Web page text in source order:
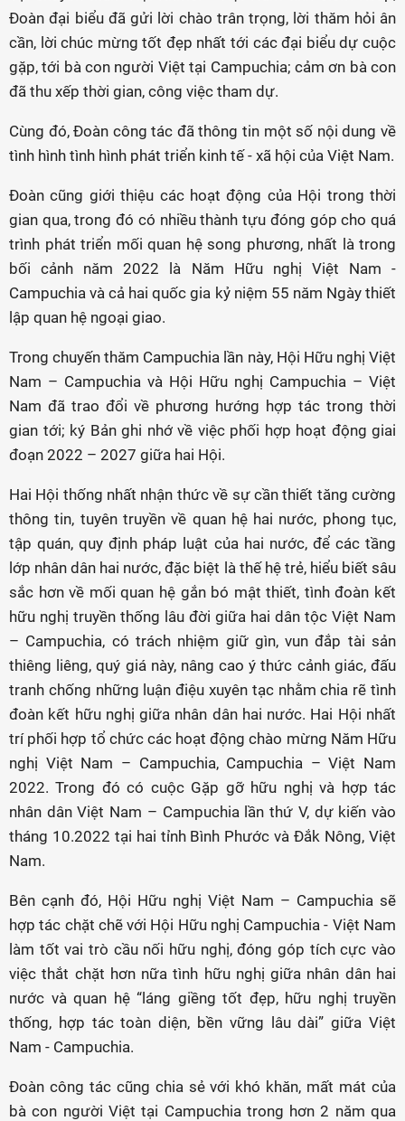
Đoàn đại biểu đã gửi lời chào trân trọng, lời thăm hỏi ân
cần, lời chúc mừng tốt đẹp nhất tới các đại biểu dự cuộc
gặp, tới bà con người Việt tại Campuchia; cảm ơn bà con
đã thu xếp thời gian, công việc tham dự.
Cùng đó, Đoàn công tác đã thông tin một số nội dung về
tình hình tình hình phát triển kinh tế - xã hội của Việt Nam.
Đoàn cũng giới thiệu các hoạt động của Hội trong thời
gian qua, trong đó có nhiều thành tựu đóng góp cho quá
trình phát triển mối quan hệ song phương, nhất là trong
bối cảnh năm 2022 là Năm Hữu nghị Việt Nam -
Campuchia và cả hai quốc gia kỷ niệm 55 năm Ngày thiết
lập quan hệ ngoại giao.
Trong chuyến thăm Campuchia lần này, Hội Hữu nghị Việt
Nam – Campuchia và Hội Hữu nghị Campuchia – Việt
Nam đã trao đổi về phương hướng hợp tác trong thời
gian tới; ký Bản ghi nhớ về việc phối hợp hoạt động giai
đoạn 2022 – 2027 giữa hai Hội.
Hai Hội thống nhất nhận thức về sự cần thiết tăng cường
thông tin, tuyên truyền về quan hệ hai nước, phong tục,
tập quán, quy định pháp luật của hai nước, để các tầng
lớp nhân dân hai nước, đặc biệt là thế hệ trẻ, hiểu biết sâu
sắc hơn về mối quan hệ gắn bó mật thiết, tình đoàn kết
hữu nghị truyền thống lâu đời giữa hai dân tộc Việt Nam
– Campuchia, có trách nhiệm giữ gìn, vun đắp tài sản
thiêng liêng, quý giá này, nâng cao ý thức cảnh giác, đấu
tranh chống những luận điệu xuyên tạc nhằm chia rẽ tình
đoàn kết hữu nghị giữa nhân dân hai nước. Hai Hội nhất
trí phối hợp tổ chức các hoạt động chào mừng Năm Hữu
nghị Việt Nam – Campuchia, Campuchia – Việt Nam
2022. Trong đó có cuộc Gặp gỡ hữu nghị và hợp tác
nhân dân Việt Nam – Campuchia lần thứ V, dự kiến vào
tháng 10.2022 tại hai tỉnh Bình Phước và Đắk Nông, Việt
Nam.
Bên cạnh đó, Hội Hữu nghị Việt Nam – Campuchia sẽ
hợp tác chặt chẽ với Hội Hữu nghị Campuchia - Việt Nam
làm tốt vai trò cầu nối hữu nghị, đóng góp tích cực vào
việc thắt chặt hơn nữa tình hữu nghị giữa nhân dân hai
nước và quan hệ “láng giềng tốt đẹp, hữu nghị truyền
thống, hợp tác toàn diện, bền vững lâu dài” giữa Việt
Nam - Campuchia.
Đoàn công tác cũng chia sẻ với khó khăn, mất mát của
bà con người Việt tại Campuchia trong hơn 2 năm qua